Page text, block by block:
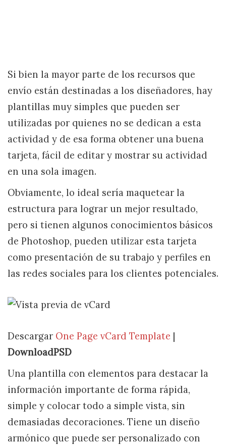
Si bien la mayor parte de los recursos que
envío están destinadas a los diseñadores, hay
plantillas muy simples que pueden ser
utilizadas por quienes no se dedican a esta
actividad y de esa forma obtener una buena
tarjeta, fácil de editar y mostrar su actividad
en una sola imagen.
Obviamente, lo ideal sería maquetear la
estructura para lograr un mejor resultado,
pero si tienen algunos conocimientos básicos
de Photoshop, pueden utilizar esta tarjeta
como presentación de su trabajo y perfiles en
las redes sociales para los clientes potenciales.
Descargar One Page vCard Template |
DownloadPSD
Una plantilla con elementos para destacar la
información importante de forma rápida,
simple y colocar todo a simple vista, sin
demasiadas decoraciones. Tiene un diseño
armónico que puede ser personalizado con